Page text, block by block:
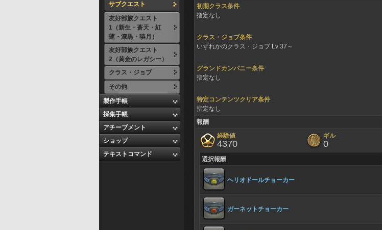
サブクエスト
友好部族クエスト
1（新生・蒼天・紅
蓮・漆黒・暁月）
友好部族クエスト
2（黄金のレガシー）
クラス・ジョブ
その他
製作手帳
採集手帳
アチーブメント
ショップ
テキストコマンド
初期クラス条件
指定なし
クラス・ジョブ条件
いずれかのクラス・ジョブ Lv 37～
グランドカンパニー条件
指定なし
特定コンテンツクリア条件
指定なし
報酬
経験値
4370
ギル
0
選択報酬
ヘリオドールチョーカー
ガーネットチョーカー